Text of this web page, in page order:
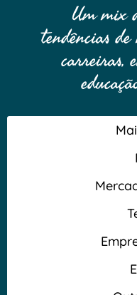
Um mix
tendências
carreiras,